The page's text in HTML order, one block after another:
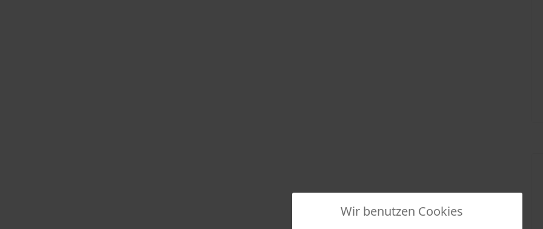
Wir benutzen Cookies